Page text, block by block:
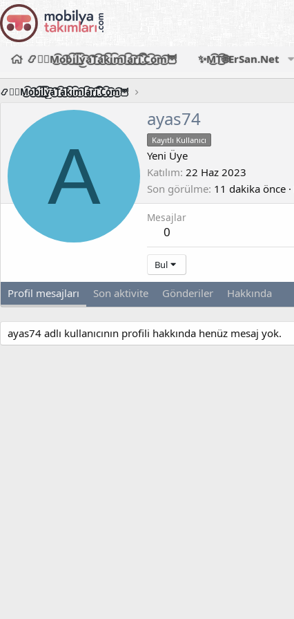
📿🧙‍♂️M͜͡o͜͡b͜͡i͜͡l͜͡y͜͡a͜͡T͜͡a͜͡k͜͡i͜͡m͜͡l͜͡a͜͡r͜͡i͜͡.͜͡C͜͡o͜͡m͜͡🦉 ✨M͜͡T͜͡🌐ErSan.Net
📿🧙‍♂️M͜͡o͜͡b͜͡i͜͡l͜͡y͜͡a͜͡T͜͡a͜͡k͜͡i͜͡m͜͡l͜͡a͜͡r͜͡i͜͡.͜͡C͜͡o͜͡m͜͡🦉
A
ayas74
Kayıtlı Kullanıcı
Yeni Üye
Katılım 22 Haz 2023
Son görülme 11 dakika önce ·
Mesajlar
0
Bul
Profil mesajları Son aktivite Gönderiler Hakkında
ayas74 adlı kullanıcının profili hakkında henüz mesaj yok.